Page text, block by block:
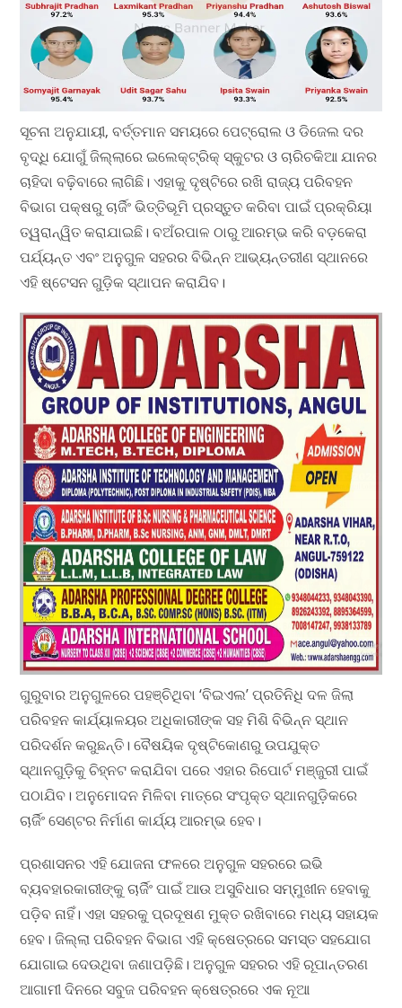
​ସୂଚନା ଅନୁଯାୟୀ, ବର୍ତ୍ତମାନ ସମୟରେ ପେଟ୍ରୋଲ ଓ ଡିଜେଲ ଦର
ବୃଦ୍ଧି ଯୋଗୁଁ ଜିଲ୍ଲାରେ ଇଲେକ୍ଟ୍ରିକ୍ ସ୍କୁଟର ଓ ଚାରିଚକିଆ ଯାନର
ଚାହିଦା ବଢ଼ିବାରେ ଲାଗିଛି। ଏହାକୁ ଦୃଷ୍ଟିରେ ରଖି ରାଜ୍ୟ ପରିବହନ
ବିଭାଗ ପକ୍ଷରୁ ଚାର୍ଜିଂ ଭିତ୍ତିଭୂମି ପ୍ରସ୍ତୁତ କରିବା ପାଇଁ ପ୍ରକ୍ରିୟା
ତ୍ୱରାନ୍ୱିତ କରାଯାଇଛି। ବଅଁରପାଳ ଠାରୁ ଆରମ୍ଭ କରି ବଡ଼କେରା
ପର୍ଯ୍ୟନ୍ତ ଏବଂ ଅନୁଗୁଳ ସହରର ବିଭିନ୍ନ ଆଭ୍ୟନ୍ତରୀଣ ସ୍ଥାନରେ
ଏହି ଷ୍ଟେସନ ଗୁଡ଼ିକ ସ୍ଥାପନ କରାଯିବ।
​ଗୁରୁବାର ଅନୁଗୁଳରେ ପହଞ୍ଚିଥିବା ‘ବିଇଏଲ’ ପ୍ରତିନିଧି ଦଳ ଜିଲା
ପରିବହନ କାର୍ଯ୍ୟାଳୟର ଅଧିକାରୀଙ୍କ ସହ ମିଶି ବିଭିନ୍ନ ସ୍ଥାନ
ପରିଦର୍ଶନ କରୁଛନ୍ତି। ବୈଷୟିକ ଦୃଷ୍ଟିକୋଣରୁ ଉପଯୁକ୍ତ
ସ୍ଥାନଗୁଡ଼ିକୁ ଚିହ୍ନଟ କରାଯିବା ପରେ ଏହାର ରିପୋର୍ଟ ମଞ୍ଜୁରୀ ପାଇଁ
ପଠାଯିବ। ଅନୁମୋଦନ ମିଳିବା ମାତ୍ରେ ସଂପୃକ୍ତ ସ୍ଥାନଗୁଡ଼ିକରେ
ଚାର୍ଜିଂ ସେଣ୍ଟର ନିର୍ମାଣ କାର୍ଯ୍ୟ ଆରମ୍ଭ ହେବ।
​ପ୍ରଶାସନର ଏହି ଯୋଜନା ଫଳରେ ଅନୁଗୁଳ ସହରରେ ଇଭି
ବ୍ୟବହାରକାରୀଙ୍କୁ ଚାର୍ଜିଂ ପାଇଁ ଆଉ ଅସୁବିଧାର ସମ୍ମୁଖୀନ ହେବାକୁ
ପଡ଼ିବ ନାହିଁ। ଏହା ସହରକୁ ପ୍ରଦୂଷଣ ମୁକ୍ତ ରଖିବାରେ ମଧ୍ୟ ସହାୟକ
ହେବ। ଜିଲ୍ଲା ପରିବହନ ବିଭାଗ ଏହି କ୍ଷେତ୍ରରେ ସମସ୍ତ ସହଯୋଗ
ଯୋଗାଇ ଦେଉଥିବା ଜଣାପଡ଼ିଛି। ଅନୁଗୁଳ ସହରର ଏହି ରୂପାନ୍ତରଣ
ଆଗାମୀ ଦିନରେ ସବୁଜ ପରିବହନ କ୍ଷେତ୍ରରେ ଏକ ନୂଆ